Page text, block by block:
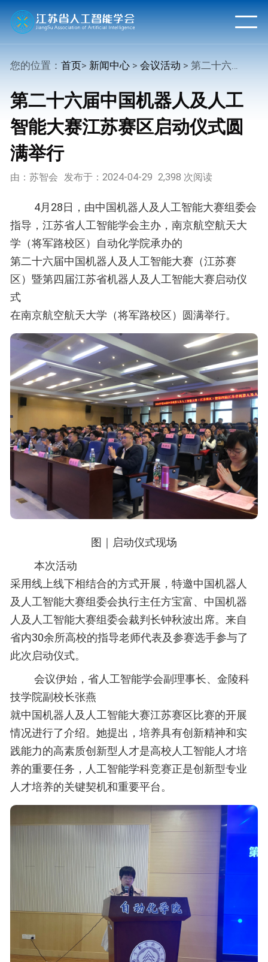
您的位置：首页> 新闻中心 >会议活动 > 第二十六届中国机器人及人工智能大赛江苏赛区启动仪式圆满举行
第二十六届中国机器人及人工
智能大赛江苏赛区启动仪式圆
满举行
由：苏智会 发布于：2024-04-29 2,398 次阅读
4月28日，由中国机器人及人工智能大赛组委会
指导，江苏省人工智能学会主办，南京航空航天大
学（将军路校区）自动化学院承办的
第二十六届中国机器人及人工智能大赛（江苏赛
区）暨第四届江苏省机器人及人工智能大赛启动仪
式
在南京航空航天大学（将军路校区）圆满举行。
图 ｜启动仪式现场
本次活动
采用线上线下相结合的方式开展，特邀中国机器人
及人工智能大赛组委会执行主任方宝富、中国机器
人及人工智能大赛组委会裁判长钟秋波出席。来自
省内30余所高校的指导老师代表及参赛选手参与了
此次启动仪式。
会议伊始，省人工智能学会副理事长、金陵科
技学院副校长张燕
就中国机器人及人工智能大赛江苏赛区比赛的开展
情况进行了介绍。她提出，培养具有创新精神和实
践能力的高素质创新型人才是高校人工智能人才培
养的重要任务，人工智能学科竞赛正是创新型专业
人才培养的关键契机和重要平台。